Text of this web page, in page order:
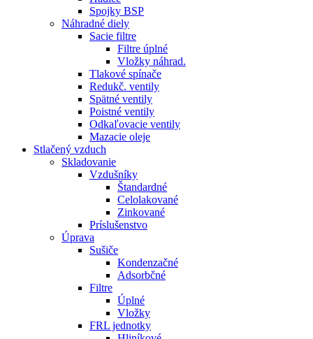
Spojky BSP
Náhradné diely
Sacie filtre
Filtre úplné
Vložky náhrad.
Tlakové spínače
Redukč. ventily
Spätné ventily
Poistné ventily
Odkaľovacie ventily
Mazacie oleje
Stlačený vzduch
Skladovanie
Vzdušníky
Štandardné
Celolakované
Zinkované
Príslušenstvo
Úprava
Sušiče
Kondenzačné
Adsorbčné
Filtre
Úplné
Vložky
FRL jednotky